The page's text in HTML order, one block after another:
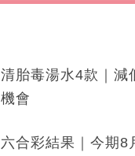
清胎毒湯水4款｜減
機會
六合彩結果｜今期8